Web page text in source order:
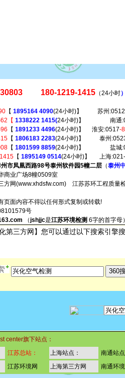
180-1219-1415 （24小时
【 1895164 4090(24小时)】 苏州
【 1338222 1415(24小时)】 南通
【 1891233 4496(24小时)】 淮安:0517-
【1806183 2283(24小时)】 泰州
【1801599 8859(24小时)】 盐城
【 1895149 0514(24小时)】 上海
州市凤凰西路98号泰州软件园5幢二层 （泰州
商业广场8幢0509室
方网(www.xhdsfw.com) 江苏苏环工程质量
页面内容不得以任何形式复制或转载!
号
（jshjjc是江苏环境检测 6字的首字母
第三方网】您可以通过以下搜索引擎
center旗下站点：
江苏总站： 上海站点：
南通站
江苏环境网 上海第三方网 南通环